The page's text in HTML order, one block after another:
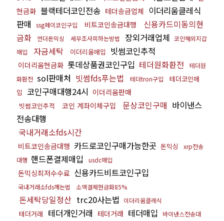
현금화 블랙테더코인전송 테더송금업체 이더리움클레식
판매
ssg페이코인구입 비트코인송금대행
신용카드미동의현
금화
언더돈믹싱 세무조사피하는방법 장외거래업체 코인해외지갑
매입
자금세탁 이더리움매입 빗썸코인추적
이더리움현금화 롯데상품권코인구입 테더원화환전
테더원
화환전 sol판매처 빗썸fds푸는법 테더tron구입
테더코인매
입 코인구매대행24시 이더리움판매
빗썸코인추적 코인 계좌이체구입 문상코인구매 바이낸스
전송대행
국내거래소fds시간
비트코인송금대행 카드로코인구매가능한곳 돈믹싱
xrp전송
대행 핸드폰결제매입 usdc매입
돈믹싱최저수수료 신용카드비트코인구입
국내거래소fds깨는법 소액결제현금화85%
돈세탁당일정산 trc20사는법 이더리움클레식
테더거래 테더개인거래 테더거래 테더매입
바이낸스전송대